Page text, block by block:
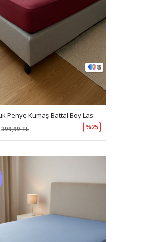
8
%100 Pamuk Penye Kumaş Battal Boy Lastikli Çarşaf Bordo
399,99 TL %25